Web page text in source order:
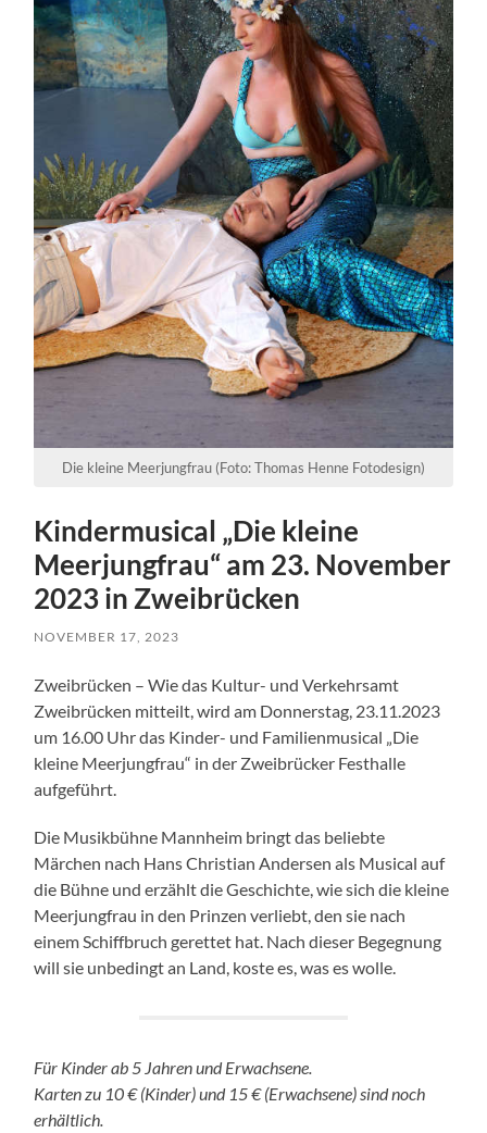
Die kleine Meerjungfrau (Foto: Thomas Henne Fotodesign)
Kindermusical „Die kleine
Meerjungfrau“ am 23. November
2023 in Zweibrücken
NOVEMBER 17, 2023
Zweibrücken – Wie das Kultur- und Verkehrsamt
Zweibrücken mitteilt, wird am Donnerstag, 23.11.2023
um 16.00 Uhr das Kinder- und Familienmusical „Die
kleine Meerjungfrau“ in der Zweibrücker Festhalle
aufgeführt.
Die Musikbühne Mannheim bringt das beliebte
Märchen nach Hans Christian Andersen als Musical auf
die Bühne und erzählt die Geschichte, wie sich die kleine
Meerjungfrau in den Prinzen verliebt, den sie nach
einem Schiffbruch gerettet hat. Nach dieser Begegnung
will sie unbedingt an Land, koste es, was es wolle.
Für Kinder ab 5 Jahren und Erwachsene.
Karten zu 10 € (Kinder) und 15 € (Erwachsene) sind noch
erhältlich.